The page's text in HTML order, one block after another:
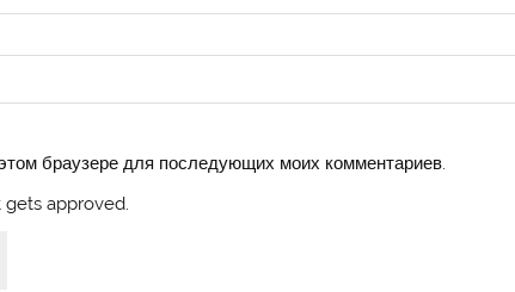
браузере для последующих моих комментариев.
approved.